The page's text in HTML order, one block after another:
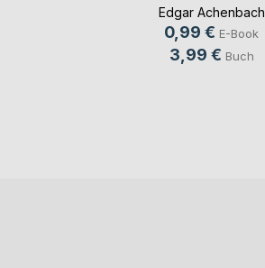
Edgar Achenbach
0,99 € E-Book
3,99 € Buch